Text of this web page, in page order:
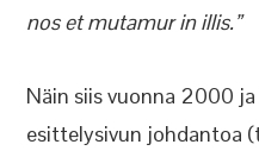
nos et mutamur in illis.”
Näin siis vuonna 2000
esittelysivun johdantoa